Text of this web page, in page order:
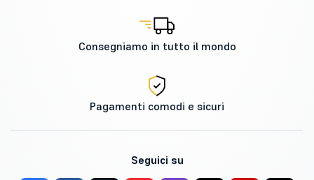
Consegniamo in tutto il mondo
Pagamenti comodi e sicuri
Seguici su